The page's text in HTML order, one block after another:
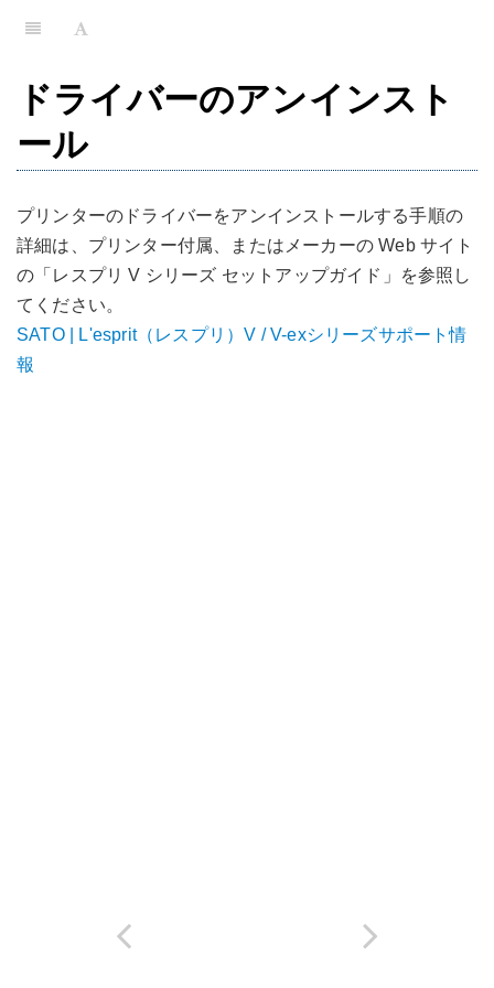
ドライバーのアンインスト
ール
プリンターのドライバーをアンインストールする手順の
詳細は、プリンター付属、またはメーカーの Web サイト
の「レスプリ V シリーズ セットアップガイド」を参照し
てください。
SATO | L'esprit（レスプリ）V / V-exシリーズサポート情
報